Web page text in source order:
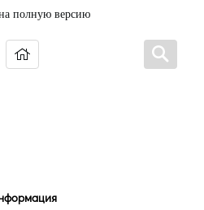
полную версию